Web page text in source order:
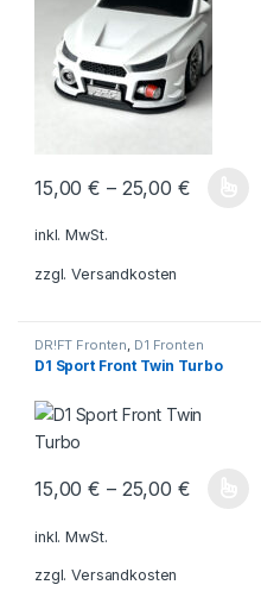
15,00€ – 25,00 €
Dieses Produkt weist
inkl. MwSt.
zzgl.Versandkosten
DR!FT Fronten D1 Fronten
D1 Sport Front Twin Turbo
15,00€ – 25,00 €
Dieses Produkt weist
inkl. MwSt.
zzgl.Versandkosten